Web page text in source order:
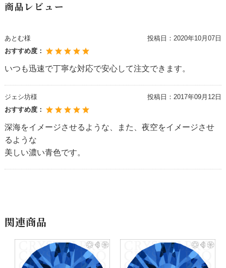
商品レビュー
あとむ様 投稿日： 2020年10月07日
おすすめ度：
いつも迅速で丁寧な対応で安心して注文できます。
ジェシ坊様 投稿日： 2017年09月12日
おすすめ度：
深海をイメージさせるような、また、夜空をイメージさせ
るような
美しい濃い青色です。
関連商品